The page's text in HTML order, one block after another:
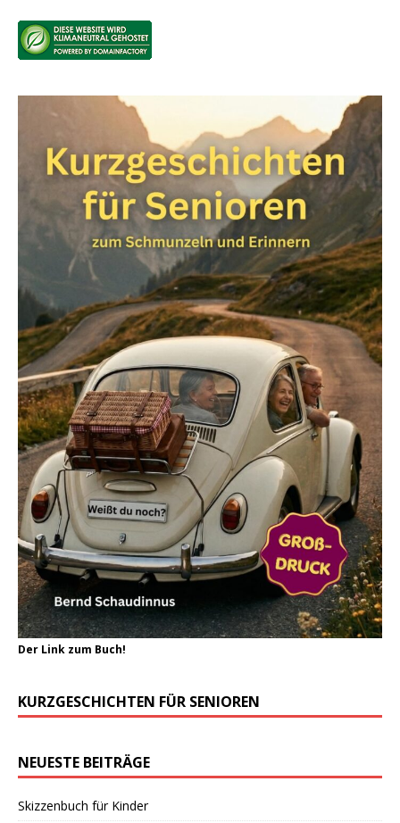
Der Link zum Buch!
KURZGESCHICHTEN FÜR SENIOREN
NEUESTE BEITRÄGE
Skizzenbuch für Kinder